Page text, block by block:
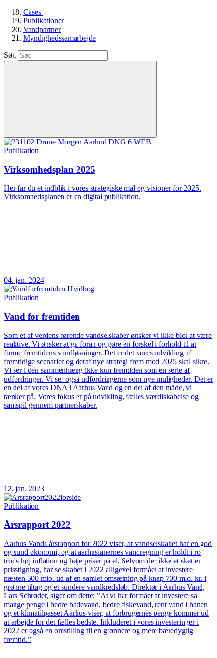
Cases
Publikationer
Vandpartner
Myndighedssamarbejde
Søg
Publikation
Virksomhedsplan 2025
Her får du et indblik i vores strategiske mål og visioner for 2025.
Virksomhedsplanen er en digital publikation.
04. jan. 2024
Publikation
Vand for fremtiden
Som et af verdens førende vandselskaber ønsker vi ikke blot at være
reaktive. Vi ønsker at gå foran og gøre en forskel i forhold til at
forme fremtidens vandløsninger. Det er det vores udvikling af
fremtidige scenarier og deraf nye strategi frem mod 2025 skal sikre.
Vi ser i den sammenhæng ikke kun fremtiden som en serie af
udfordringer. Vi ser også udfordringerne som nye muligheder. Det er
en del af vores DNA i Aarhus Vand og en del af den måde, vi
tænker på. Vores fokus er på udvikling, fælles værdiskabelse og
samspil gennem partnerskaber.
12. jan. 2023
Publikation
Årsrapport 2022
Aarhus Vands årsrapport for 2022 viser, at vandselskabet har en god
og sund økonomi, og at aarhusianernes vandregning er holdt i ro
trods høj inflation og høje priser på el. Selvom der ikke et sket en
prisstigning, har selskabet i 2022 alligevel formået at investere
næsten 500 mio. ud af en samlet omsætning på knap 700 mio. kr. i
grønne tiltag og et sundere vandkredsløb. Direktør i Aarhus Vand,
Lars Schrøder, siger om dette: ”At vi har formået at investere så
mange penge i bedre badevand, bedre fiskevand, rent vand i hanen
og et klimatilpasset Aarhus viser, at forbrugernes penge kommer ud
at arbejde for det fælles bedste. Inkluderet i vores investeringer i
2022 er også en omstilling til en grønnere og mere bæredygtig
fremtid.”